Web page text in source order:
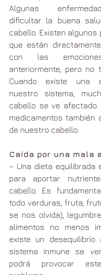
Algunas
dificultar la buena
cabello. Existen algunos
que están
con las
anteriormente, pero no
Cuando existe una
nuestro sistema,
cabello se ve afectado.
medicamentos también
de nuestro cabello.
Caída por una mala
– Una dieta equilibrada
para aportar
cabello. Es
todo verduras, fruta,
se nos olvida),
alimentos no menos
existe un desequilibrio
sistema inmune se
podrá provocar